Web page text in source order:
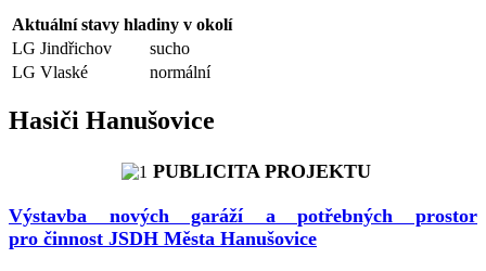
Aktuální stavy hladiny v okolí
LG Jindřichov
sucho
LG Vlaské
normální
Hasiči Hanušovice
PUBLICITA PROJEKTU
Výstavba nových garáží a potřebných prostor
pro činnost JSDH Města Hanušovice